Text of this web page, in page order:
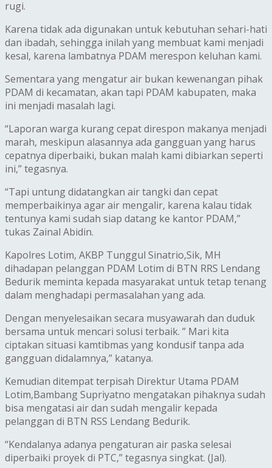
rugi.
Karena tidak ada digunakan untuk kebutuhan sehari-hati
dan ibadah, sehingga inilah yang membuat kami menjadi
kesal, karena lambatnya PDAM merespon keluhan kami.
Sementara yang mengatur air bukan kewenangan pihak
PDAM di kecamatan, akan tapi PDAM kabupaten, maka
ini menjadi masalah lagi.‎
“Laporan warga kurang cepat direspon makanya menjadi
marah, meskipun alasannya ada gangguan yang harus
cepatnya diperbaiki, bukan malah kami dibiarkan seperti
ini,” tegasnya.
“Tapi untung didatangkan air tangki dan cepat
memperbaikinya agar air mengalir, karena kalau tidak
tentunya kami sudah siap datang ke kantor PDAM,”
tukas Zainal Abidin.
Kapolres Lotim, AKBP Tunggul Sinatrio,Sik, MH
dihadapan pelanggan PDAM Lotim di BTN RRS Lendang
Bedurik meminta kepada masyarakat untuk tetap tenang
dalam menghadapi permasalahan yang ada.
Dengan menyelesaikan secara musyawarah dan duduk
bersama untuk mencari solusi terbaik. ” Mari kita
ciptakan situasi kamtibmas yang kondusif tanpa ada
gangguan didalamnya,” katanya.
Kemudian ditempat terpisah Direktur Utama PDAM
Lotim,Bambang Supriyatno mengatakan pihaknya sudah
bisa mengatasi air dan sudah mengalir kepada
pelanggan di BTN RSS Lendang Bedurik.
“Kendalanya adanya pengaturan air paska selesai
diperbaiki proyek di PTC,” tegasnya singkat. (Jal).